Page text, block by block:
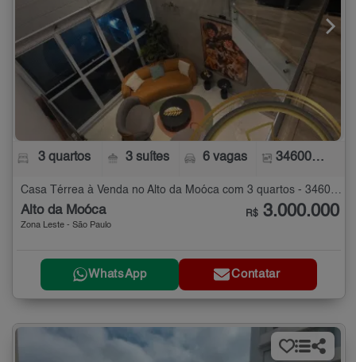
3 quartos 3 suítes 6 vagas 346000 m²
Alto da Moóca
Zona Leste - São Paulo
R$ 3.000.000
WhatsApp Contatar